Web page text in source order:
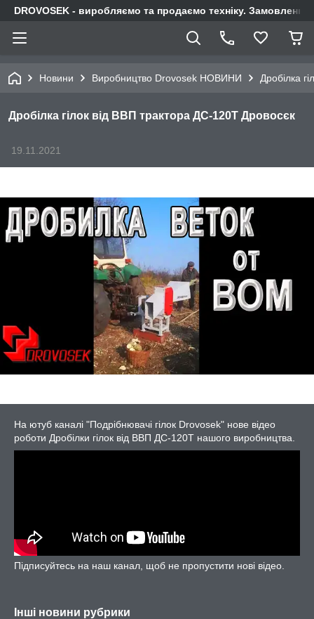
DROVOSEK - виробляємо та продаємо техніку. Замовлення
Новини Виробництво Drovosek НОВИНИ Дробілка
Дробілка гілок від ВВП трактора ДС-120Т Дровосєк
19.11.2021
На ютуб каналі "Подрібнювачі гілок Drovosek" нове відео
роботи Дробілки гілок від ВВП ДС-120Т нашого виробництва.
Підписуйтесь на наш канал, щоб не пропустити нові відео.
Інші новини рубрики